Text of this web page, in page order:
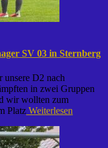
SV 03 in Sternberg
unsere D2 nach
in zwei Gruppen
wir wollten zum
Platz Weiterlesen